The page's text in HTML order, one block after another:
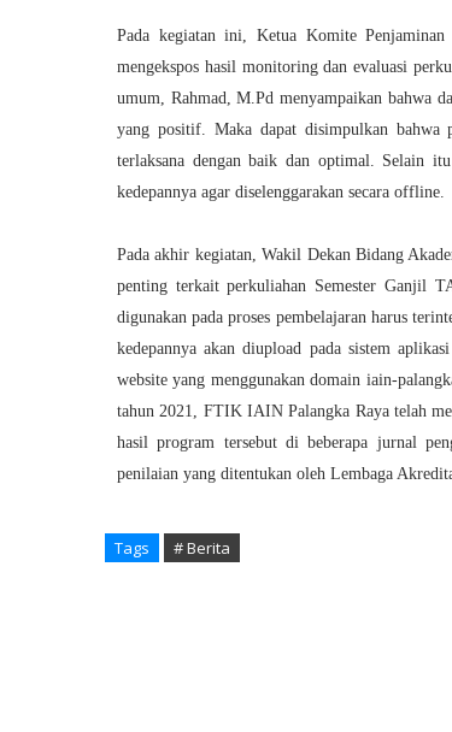
Pada kegiatan ini, Ketua Komite
mengekspos hasil monitoring dan evaluasi
umum, Rahmad, M.Pd menyampaikan bahwa
yang positif. Maka dapat disimpulkan bahwa
terlaksana dengan baik dan optimal. Selain
kedepannya agar diselenggarakan secara offline.
Pada akhir kegiatan, Wakil Dekan Bidang
penting terkait perkuliahan Semester Ganjil
digunakan pada proses pembelajaran harus
kedepannya akan diupload pada sistem
website yang menggunakan domain iain-
tahun 2021, FTIK IAIN Palangka Raya telah
hasil program tersebut di beberapa jurnal
penilaian yang ditentukan oleh Lembaga
Tags # Berita